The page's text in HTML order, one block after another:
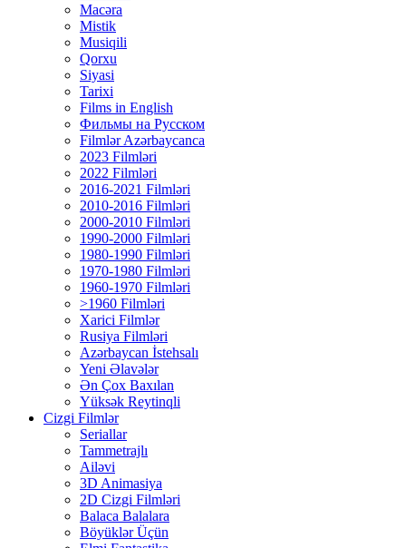
Macəra
Mistik
Musiqili
Qorxu
Siyasi
Tarixi
Films in English
Фильмы на Русском
Filmlər Azərbaycanca
2023 Filmləri
2022 Filmləri
2016-2021 Filmləri
2010-2016 Filmləri
2000-2010 Filmləri
1990-2000 Filmləri
1980-1990 Filmləri
1970-1980 Filmləri
1960-1970 Filmləri
>1960 Filmləri
Xarici Filmlər
Rusiya Filmləri
Azərbaycan İstehsalı
Yeni Əlavələr
Ən Çox Baxılan
Yüksək Reytinqli
Cizgi Filmlər
Seriallar
Tammetrajlı
Ailəvi
3D Animasiya
2D Cizgi Filmləri
Balaca Balalara
Böyüklər Üçün